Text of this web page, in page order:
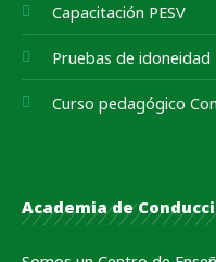
Capacitación PESV
Pruebas de idoneidad
Curso pedagógico
Academia de